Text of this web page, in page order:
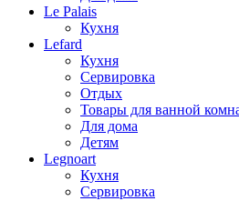
Le Palais
Кухня
Lefard
Кухня
Сервировка
Отдых
Товары для ванной
Для дома
Детям
Legnoart
Кухня
Сервировка